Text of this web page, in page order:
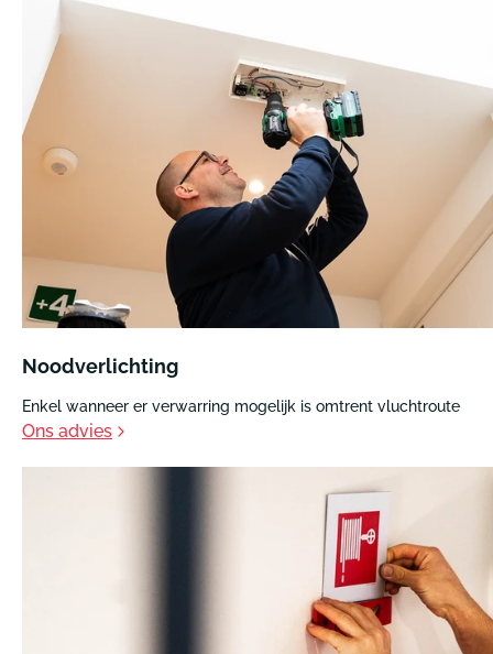
Noodverlichting
Enkel wanneer er verwarring mogelijk is omtrent vluchtroute
Ons advies